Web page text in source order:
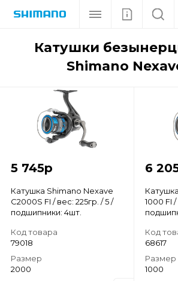
Катушки безынерционные
Shimano
5 745р
Катушка Shimano Nexave
C2000S FI / вес: 225гр. / 5 /
подшипники: 4шт.
Код товара
79018
Размер
2000
6
1000 FI
Код
68617
Размер
1000